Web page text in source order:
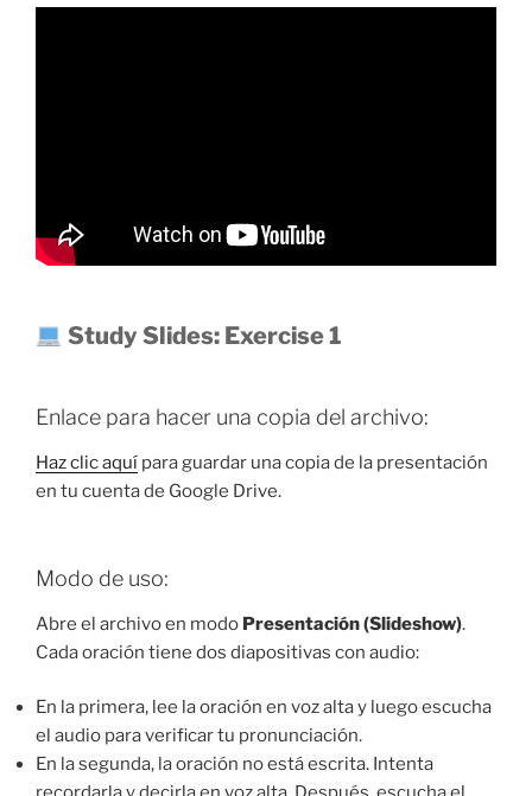
Study Slides: Exercise 1
Enlace para hacer una copia del archivo:
Haz clic aquí para guardar una copia de la presentación
en tu cuenta de Google Drive.
Modo de uso:
Abre el archivo en modo Presentación (Slideshow).
Cada oración tiene dos diapositivas con audio:
En la primera, lee la oración en voz alta y luego escucha
el audio para verificar tu pronunciación.
En la segunda, la oración no está escrita. Intenta